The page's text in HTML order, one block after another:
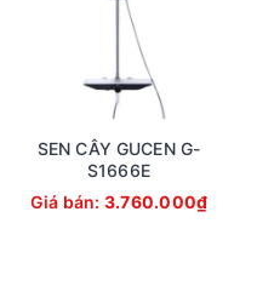
SEN CÂY GUCEN G-
S1666E
Giá bán: 3.760.000₫